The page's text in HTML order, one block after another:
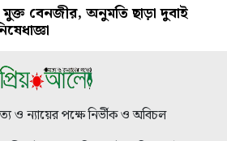
মুক্ত বেনজীর, অনুমতি ছাড়া দুবাই
ও ন্যায়ের পক্ষে নির্ভীক ও অবিচল